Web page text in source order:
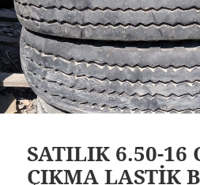
SATILIK 6.50-16
ÇIKMA LASTİK